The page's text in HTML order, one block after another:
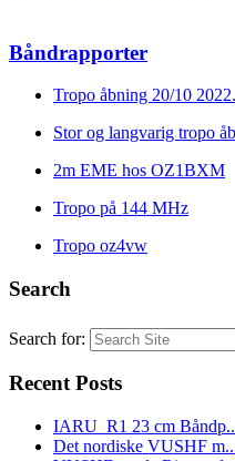
Båndrapporter
Tropo åbning 20/10 2022.
Stor og langvarig tropo
2m EME hos OZ1BXM
Tropo på 144 MHz
Tropo oz4vw
Search
Search for:
Recent Posts
IARU_R1 23 cm
Det nordiske VUSHF